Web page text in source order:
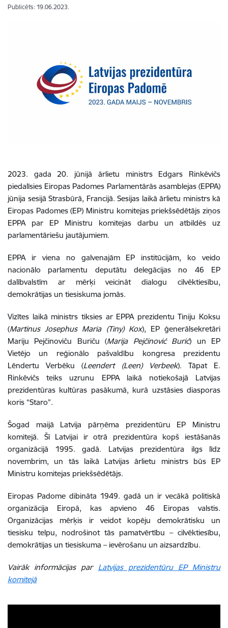
Publicēts: 19.06.2023.
2023. gada 20. jūnijā ārlietu ministrs Edgars Rinkēvičs
piedalīsies Eiropas Padomes Parlamentārās asamblejas (EPPA)
jūnija sesijā Strasbūrā, Francijā. Sesijas laikā ārlietu ministrs kā
Eiropas Padomes (EP) Ministru komitejas priekšsēdētājs ziņos
EPPA par EP Ministru komitejas darbu un atbildēs uz
parlamentāriešu jautājumiem.
EPPA ir viena no galvenajām EP institūcijām, ko veido
nacionālo parlamentu deputātu delegācijas no 46 EP
dalībvalstīm ar mērķi veicināt dialogu cilvēktiesību,
demokrātijas un tiesiskuma jomās.
Vizītes laikā ministrs tiksies ar EPPA prezidentu Tiniju Koksu
(Martinus Josephus Maria (Tiny) Kox), EP ģenerālsekretāri
Mariju Pejčinoviču Buriču (Marija Pejčinović Burić) un EP
Vietējo un reģionālo pašvaldību kongresa prezidentu
Lēndertu Verbēku (Leendert (Leen) Verbeek). Tāpat E.
Rinkēvičs teiks uzrunu EPPA laikā notiekošajā Latvijas
prezidentūras kultūras pasākumā, kurā uzstāsies diasporas
koris “Staro”.
Šogad maijā Latvija pārņēma prezidentūru EP Ministru
komitejā. Šī Latvijai ir otrā prezidentūra kopš iestāšanās
organizācijā 1995. gadā. Latvijas prezidentūra ilgs līdz
novembrim, un tās laikā Latvijas ārlietu ministrs būs EP
Ministru komitejas priekšsēdētājs.
Eiropas Padome dibināta 1949. gadā un ir vecākā politiskā
organizācija Eiropā, kas apvieno 46 Eiropas valstis.
Organizācijas mērķis ir veidot kopēju demokrātisku un
tiesisku telpu, nodrošinot tās pamatvērtību – cilvēktiesību,
demokrātijas un tiesiskuma – ievērošanu un aizsardzību.
Vairāk informācijas par Latvijas prezidentūru EP Ministru
komitejā